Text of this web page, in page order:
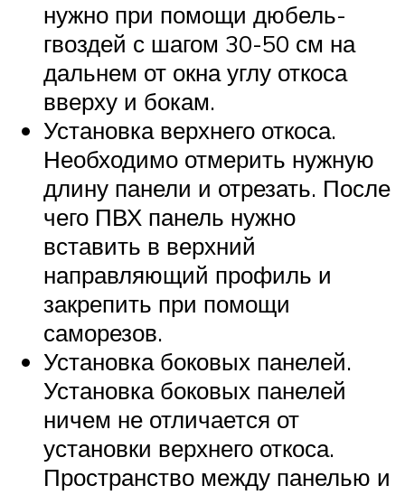
нужно при помощи дюбель-
гвоздей с шагом 30-50 см на
дальнем от окна углу откоса
вверху и бокам.
Установка верхнего откоса.
Необходимо отмерить нужную
длину панели и отрезать. После
чего ПВХ панель нужно
вставить в верхний
направляющий профиль и
закрепить при помощи
саморезов.
Установка боковых панелей.
Установка боковых панелей
ничем не отличается от
установки верхнего откоса.
Пространство между панелью и